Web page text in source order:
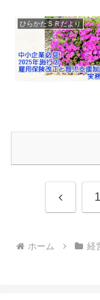
ひらかたＳＲだより
前 1
ホーム 経